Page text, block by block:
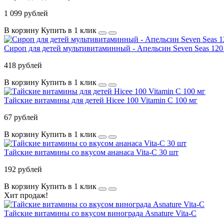
1 099 рублей
В корзину Купить в 1 клик
Сироп для детей мультивитаминный - Апельсин Seven Seas
418 рублей
В корзину Купить в 1 клик
Тайские витамины для детей Hicee 100 Vitamin C 100 мг
67 рублей
В корзину Купить в 1 клик
Тайские витамины со вкусом ананаса Vita-C 30 шт
192 рублей
В корзину Купить в 1 клик
Хит продаж!
Тайские витамины со вкусом винограда Asnature Vita-C